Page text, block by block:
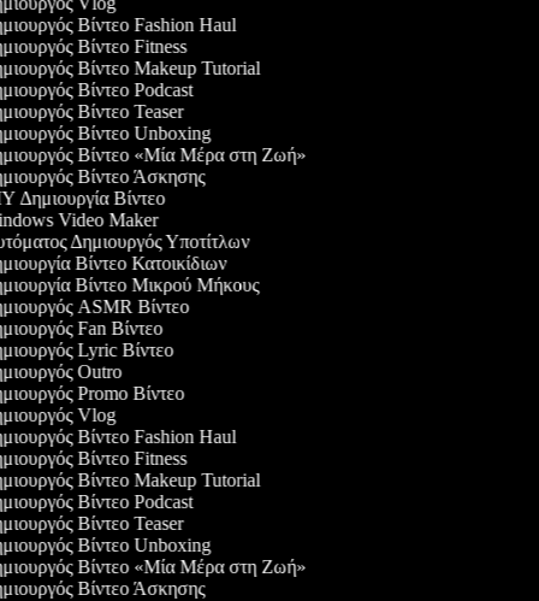
Βίντεο Fashion Haul
Βίντεο Fitness
Βίντεο Makeup Tutorial
Βίντεο Podcast
Βίντεο Teaser
Βίντεο Unboxing
Βίντεο «Μία Μέρα στη Ζωή»
Βίντεο Άσκησης
Δημιουργία Βίντεο
Video Maker
Δημιουργός Υποτίτλων
Βίντεο Κατοικίδιων
Βίντεο Μικρού Μήκους
ASMR Βίντεο
Fan Βίντεο
Lyric Βίντεο
Outro
Promo Βίντεο
Vlog
Βίντεο Fashion Haul
Βίντεο Fitness
Βίντεο Makeup Tutorial
Βίντεο Podcast
Βίντεο Teaser
Βίντεο Unboxing
Βίντεο «Μία Μέρα στη Ζωή»
Βίντεο Άσκησης